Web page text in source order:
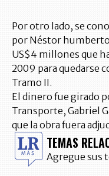
Por otro lado, se
por Néstor
US$4 millones que
2009 para quedarse
Tramo II.
El dinero fue girado
Transporte, Gabriel
que la obra fuera
TEMAS
Agregue sus